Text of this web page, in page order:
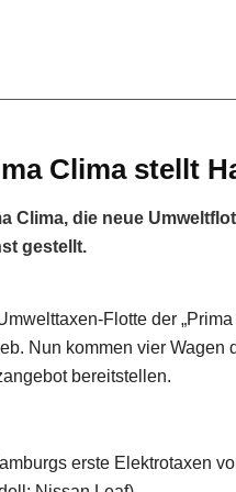
Clima stellt
Clima, die neue
gestellt.
Flotte der
Nun kommen vier Wagen
bereitstellen.